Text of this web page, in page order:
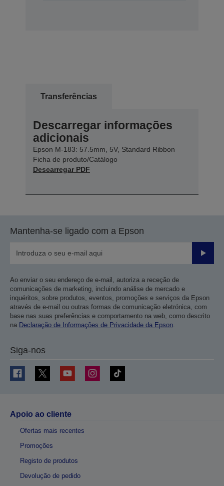
Transferências
Descarregar informações
adicionais
Epson M-183: 57.5mm, 5V, Standard Ribbon
Ficha de produto/Catálogo
Descarregar PDF
Mantenha-se ligado com a Epson
Enviar
Ao enviar o seu endereço de e-mail, autoriza a receção de
comunicações de marketing, incluindo análise de mercado e
inquéritos, sobre produtos, eventos, promoções e serviços da Epson
através de e-mail ou outras formas de comunicação eletrónica, com
base nas suas preferências e comportamento na web, como descrito
na Declaração de Informações de Privacidade da Epson
Siga-nos
Apoio ao cliente
Ofertas mais recentes
Promoções
Registo de produtos
Devolução de pedido